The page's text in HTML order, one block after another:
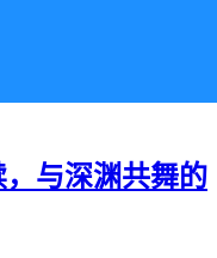
与深渊共舞的